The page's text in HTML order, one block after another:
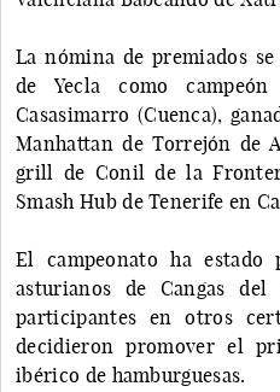
La nómina de premiados
de Yecla como
Casasimarro (Cuenca),
Manhattan de Torrejón de
grill de Conil de la
Smash Hub de Tenerife en
El campeonato ha estado
asturianos de Cangas
participantes en otros
decidieron promover el
ibérico de hamburguesas.